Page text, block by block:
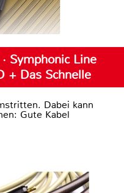
Symphonic Line
+ Das Schnelle
Dabei kann
Gute Kabel